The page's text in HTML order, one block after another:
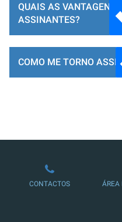
QUAIS AS VANTAGENS
ASSINANTES?
COMO ME TORNO
LOJA DE
CONTACTOS ÁREA